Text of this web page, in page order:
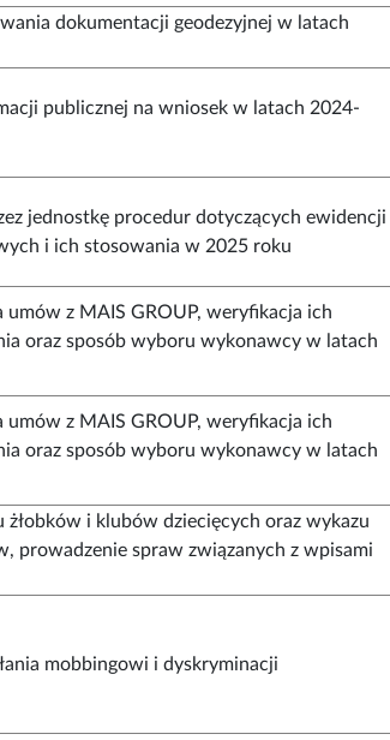
dokumentacji geodezyjnej w latach
publicznej na wniosek w latach 2024-
jednostkę procedur dotyczących ewidencji
i ich stosowania w 2025 roku
umów z MAIS GROUP, weryfikacja ich
oraz sposób wyboru wykonawcy w latach
umów z MAIS GROUP, weryfikacja ich
oraz sposób wyboru wykonawcy w latach
żłobków i klubów dziecięcych oraz wykazu
prowadzenie spraw związanych z wpisami
mobbingowi i dyskryminacji